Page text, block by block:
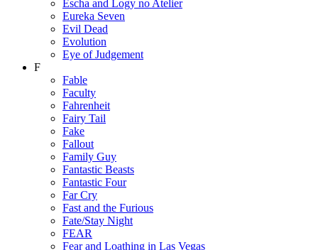
Escha and Logy no Atelier
Eureka Seven
Evil Dead
Evolution
Eye of Judgement
F
Fable
Faculty
Fahrenheit
Fairy Tail
Fake
Fallout
Family Guy
Fantastic Beasts
Fantastic Four
Far Cry
Fast and the Furious
Fate/Stay Night
FEAR
Fear and Loathing in Las Vegas